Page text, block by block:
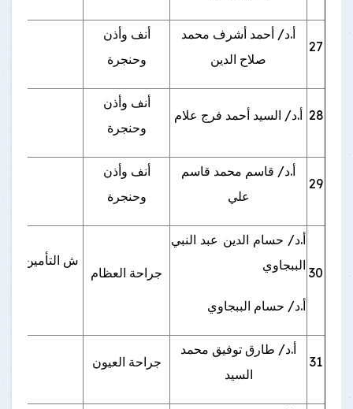
27
أ.د/ أحمد أشرف محمد
صلاح الدين
أنف وأذن
وحنجرة
28 أ.د/ السيد أحمد فرج علام
أنف وأذن
وحنجرة
29
أ.د/ قاسم محمد قاسم
علي
أنف وأذن
وحنجرة
30
أ.د/ حسام الدين عبد النبي
الببجاوي
أ.د/ حسام الببجاوي
جراحة العظام
ش التأمين
31
أ.د/ طارق توفيق محمد
السيد
جراحة العيون